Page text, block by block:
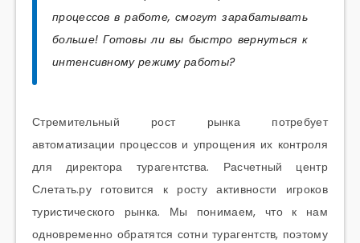
процессов в работе, смогут зарабатывать
больше!Готовы ли вы быстро вернуться к
интенсивному режиму работы?
Стремительный рост рынка потребует
автоматизации процессов и упрощения их контроля
для директора турагентства. Расчетный центр
Слетать.ру готовится к росту активности игроков
туристического рынка. Мы понимаем, что к нам
одновременно обратятся сотни турагентств, поэтому